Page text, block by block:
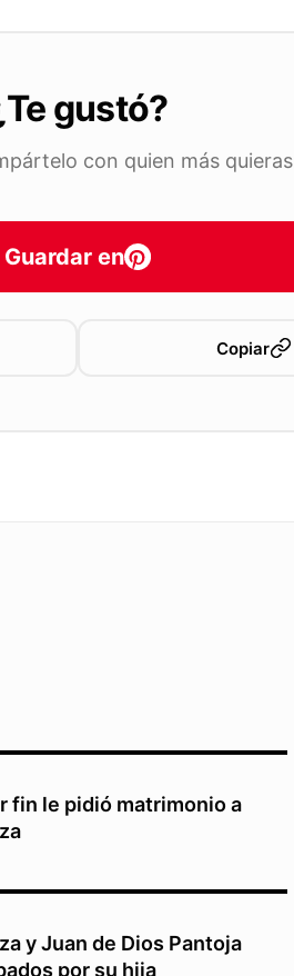
gustó?
con quien más quieras
Guardar en
Copiar
fin le pidió matrimonio a
y Juan de Dios Pantoja
por su hija